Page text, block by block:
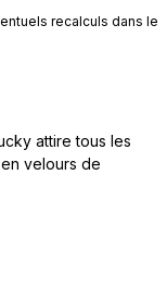
recalculs dans le
attire tous les
velours de